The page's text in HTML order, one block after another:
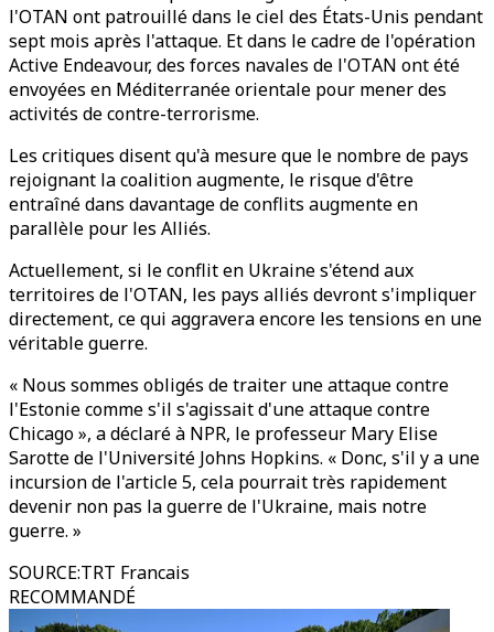
l'OTAN ont patrouillé dans le ciel des États-Unis pendant
sept mois après l'attaque. Et dans le cadre de l'opération
Active Endeavour, des forces navales de l'OTAN ont été
envoyées en Méditerranée orientale pour mener des
activités de contre-terrorisme.
Les critiques disent qu'à mesure que le nombre de pays
rejoignant la coalition augmente, le risque d'être
entraîné dans davantage de conflits augmente en
parallèle pour les Alliés.
Actuellement, si le conflit en Ukraine s'étend aux
territoires de l'OTAN, les pays alliés devront s'impliquer
directement, ce qui aggravera encore les tensions en une
véritable guerre.
« Nous sommes obligés de traiter une attaque contre
l'Estonie comme s'il s'agissait d'une attaque contre
Chicago », a déclaré à NPR, le professeur Mary Elise
Sarotte de l'Université Johns Hopkins. « Donc, s'il y a une
incursion de l'article 5, cela pourrait très rapidement
devenir non pas la guerre de l'Ukraine, mais notre
guerre. »
SOURCE:TRT Francais
RECOMMANDÉ